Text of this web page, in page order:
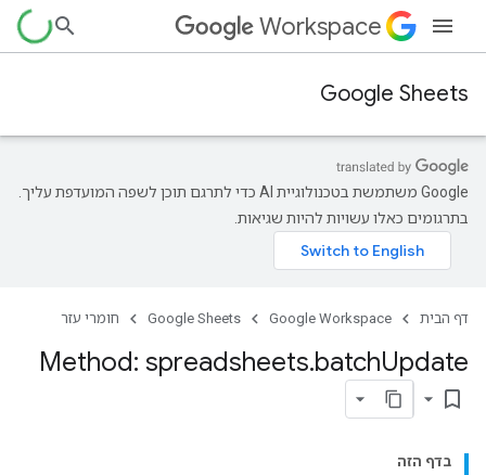
Workspace
Google Sheets
‫Google משתמשת בטכנולוגיית AI כדי לתרגם תוכן לשפה המועדפת עליך.
בתרגומים כאלו עשויות להיות שגיאות.
דף הבית Google Workspace
Google Sheets חומרי עזר
Method: spreadsheets.batchUpdate
bookmark_border
בדף הזה